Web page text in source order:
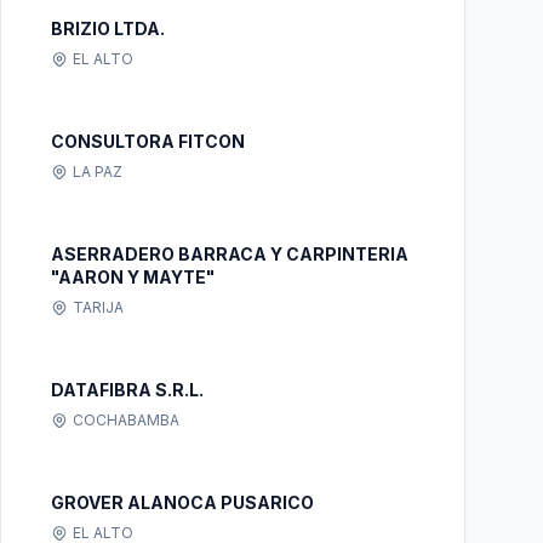
BRIZIO LTDA.
EL ALTO
CONSULTORA FITCON
LA PAZ
ASERRADERO BARRACA Y CARPINTERIA
"AARON Y MAYTE"
TARIJA
DATAFIBRA S.R.L.
COCHABAMBA
GROVER ALANOCA PUSARICO
EL ALTO